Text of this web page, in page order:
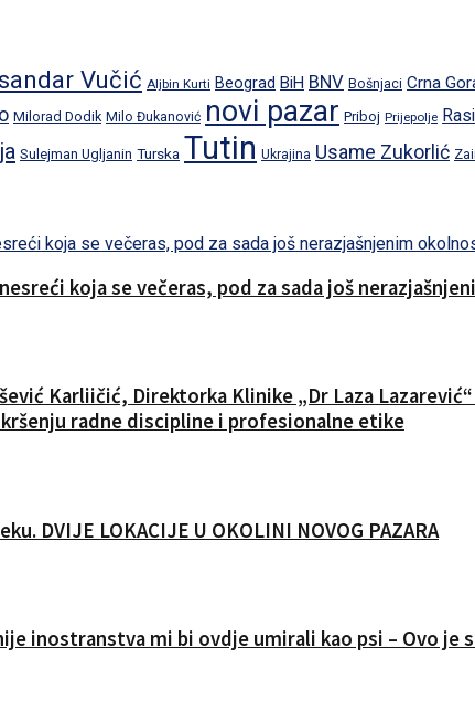
Vučić Aljbin Kurti Beograd BiH BNV Bošnjaci Crna
Milorad Dodik Milo Đukanović novi pazar Priboj Prijepolje
Sulejman Ugljanin Turska Tutin Ukrajina Usame Zukorlić
nesreći koja se večeras, pod za sada još
Karliičić, Direktorka Klinike „Dr Laza
radne discipline i profesionalne etike
DVIJE LOKACIJE U OKOLINI NOVOG PAZARA
inostranstva mi bi ovdje umirali kao psi – Ovo je